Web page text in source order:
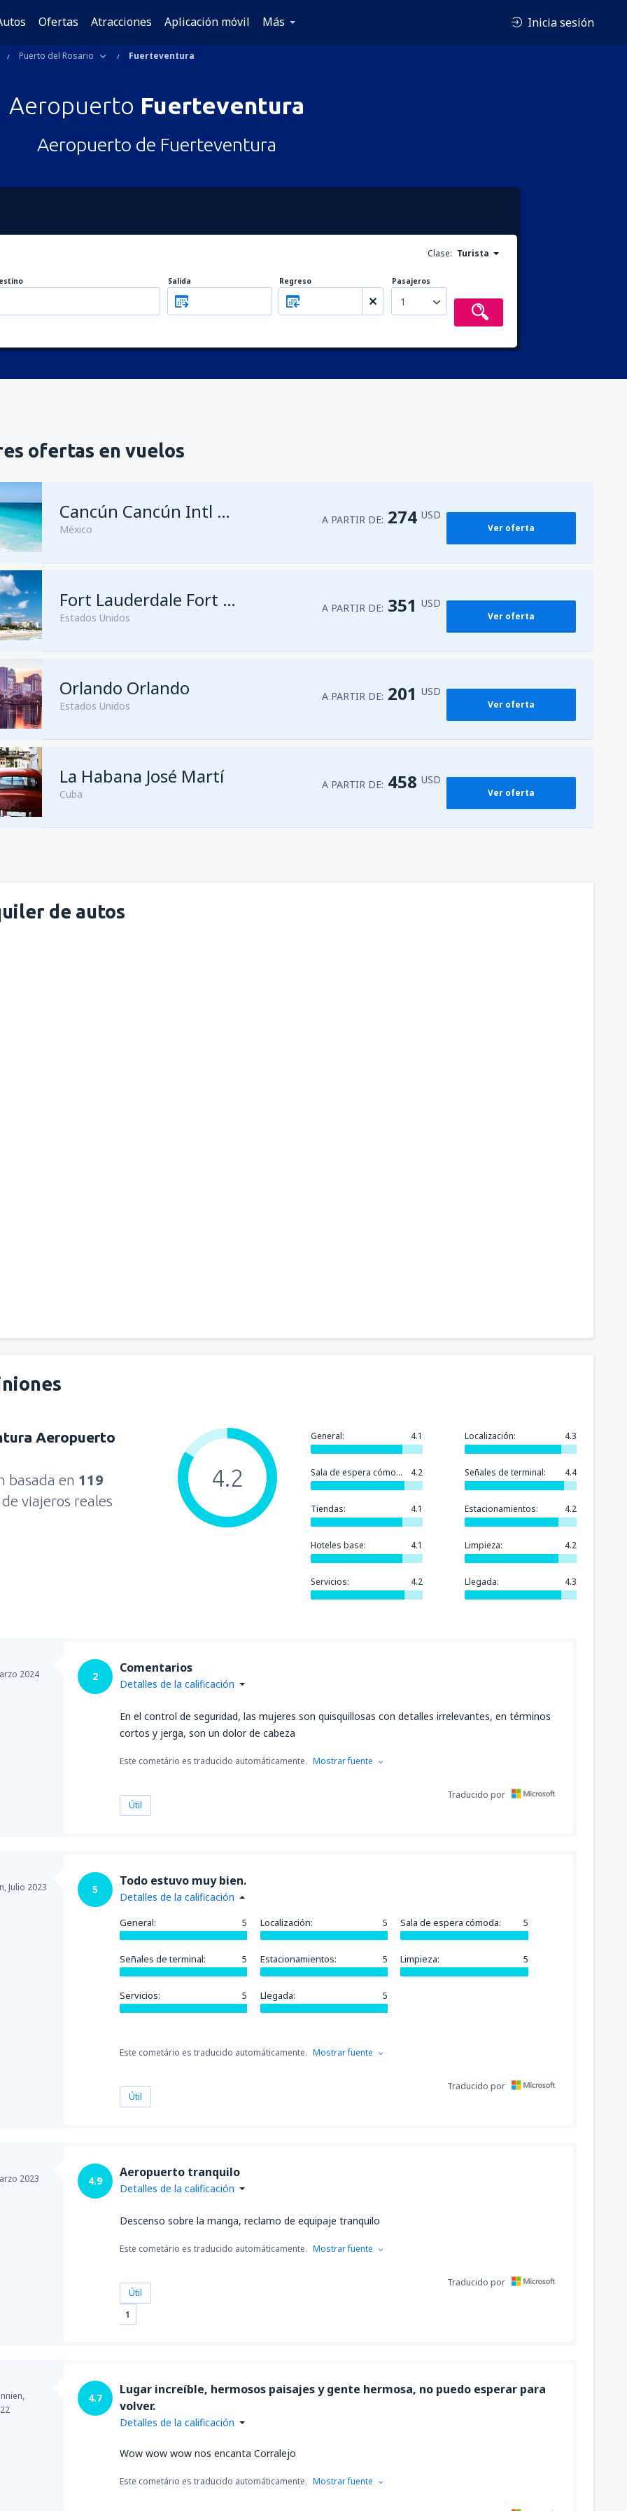
Ofertas Atracciones Aplicación móvil Más Inicia sesión
Puerto del Rosario Fuerteventura
Aeropuerto Fuerteventura
Aeropuerto de Fuerteventura
Clase: Turista
Salida Regreso Pasajeros
1
ofertas en vuelos
Cancún Cancún Intl Airport
México
A PARTIR DE: 274 USD
Ver oferta
Fort Lauderdale Fort Lauderdale–Hollywood Intl Airport
Estados Unidos
A PARTIR DE: 351 USD
Ver oferta
Orlando Orlando
Estados Unidos
A PARTIR DE: 201 USD
Ver oferta
La Habana José Martí
Cuba
A PARTIR DE: 458 USD
Ver oferta
de autos
Aeropuerto
basada en 119
de viajeros reales
General: 4.1 Localización: 4.3
Sala de espera cómoda: 4.2 Señales de terminal: 4.4
Tiendas: 4.1 Estacionamientos: 4.2
Hoteles base: 4.1 Limpieza: 4.2
Servicios: 4.2 Llegada: 4.3
4.2
2024 2
Comentarios
Detalles de la calificación
En el control de seguridad, las mujeres son quisquillosas con detalles irrelevantes, en términos
cortos y jerga, son un dolor de cabeza
Este cometário es traducido automáticamente. Mostrar fuente
Útil
Traducido por
Julio 2023 5
Todo estuvo muy bien.
Detalles de la calificación
General: 5 Localización: 5 Sala de espera cómoda: 5
Señales de terminal: 5 Estacionamientos: 5 Limpieza: 5
Servicios: 5 Llegada: 5
Este cometário es traducido automáticamente. Mostrar fuente
Útil
Traducido por
2023 4.9
Aeropuerto tranquilo
Detalles de la calificación
Descenso sobre la manga, reclamo de equipaje tranquilo
Este cometário es traducido automáticamente. Mostrar fuente
Útil
1
Traducido por
4.7
Lugar increíble, hermosos paisajes y gente hermosa, no puedo esperar para
volver.
Detalles de la calificación
Wow wow wow nos encanta Corralejo
Este cometário es traducido automáticamente. Mostrar fuente